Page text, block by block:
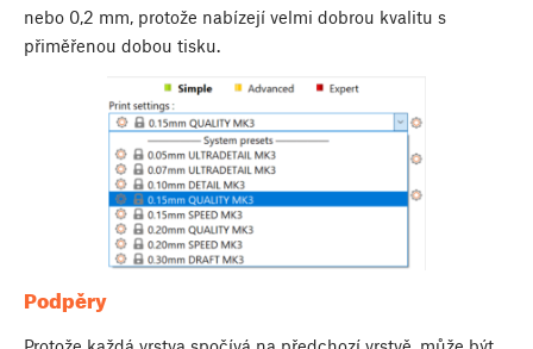
nebo 0,2 mm, protože nabízejí velmi dobrou kvalitu s
přiměřenou dobou tisku.
Podpěry